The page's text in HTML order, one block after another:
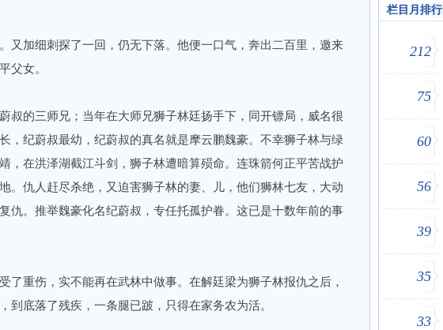
加细刺探了一回，仍无下落。他便一口气，奔出二百里，邀来
父女。
的三师兄；当年在大师兄狮子林廷扬手下，同开镖局，威名很
，纪蔚叔最幼，纪蔚叔的真名就是摩云鹏魏豪。不幸狮子林与绿
，在洪泽湖截江斗剑，狮子林遭暗算殒命。连珠箭何正平苦战护
。仇人赶尽杀绝，又迫害狮子林的妻、儿，他们狮林七友，大动
仇。推举魏豪化名纪蔚叔，专任托孤护眷。这已是十数年前的事
重伤，实不能再在武林中做事。在解廷梁为狮子林报仇之后，
到底落了残疾，一条腿已跛，只得在家务农为活。
栏目月排行
212
75
60
56
39
35
33